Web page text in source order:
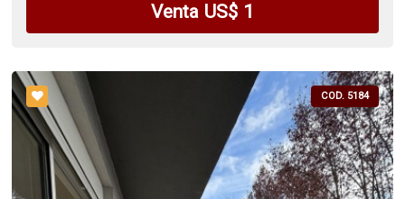
Venta US$ 1
COD. 5184